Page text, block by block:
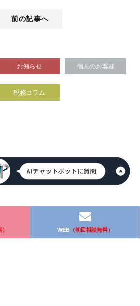
前の記事へ
お知らせ 個人のお客様
税務コラム
WEB（初回相談無料）